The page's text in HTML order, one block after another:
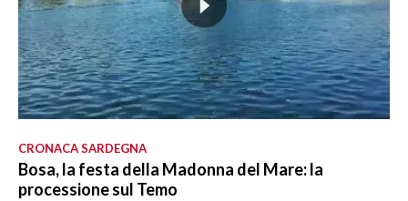
CRONACA SARDEGNA
Bosa, la festa della Madonna del Mare: la
processione sul Temo